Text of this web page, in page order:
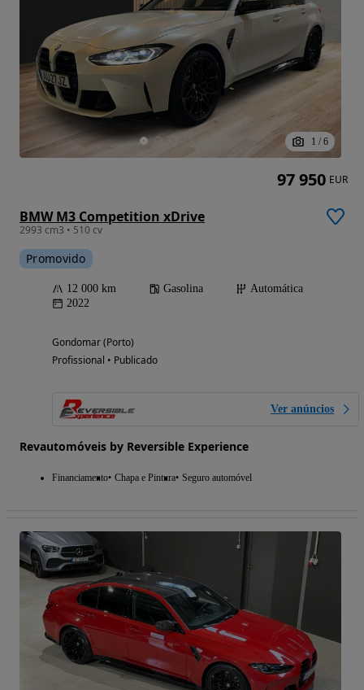
1 / 6
BMW M3 Competition xDrive
2993 cm3 • 510 cv
Promovido
12 000 km Gasolina
Automática
2022
Gondomar (Porto)
Profissional • Publicado
Ver anúncios
Revautomóveis by Reversible Experience
Financiamento Chapa e Pintura Seguro automóvel
97 950 EUR